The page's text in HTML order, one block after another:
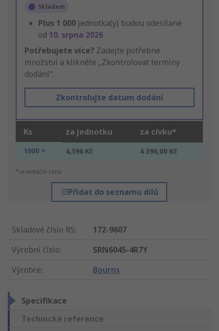
Skladem
Plus 1 000 jednotka(y) budou odesílané
od 10. srpna 2026
Potřebujete více? Zadejte potřebné
množství a klikněte „Zkontrolovat termíny
dodání“.
Zkontrolujte datum dodání
Ks za jednotku za cívku*
1000 + 4,396 Kč 4 396,00 Kč
*orientační cena
Přidat do seznamu dílů
Skladové číslo RS:
172-9607
Výrobní číslo:
SRN6045-4R7Y
Výrobce: Bourns
Specifikace
Technické reference